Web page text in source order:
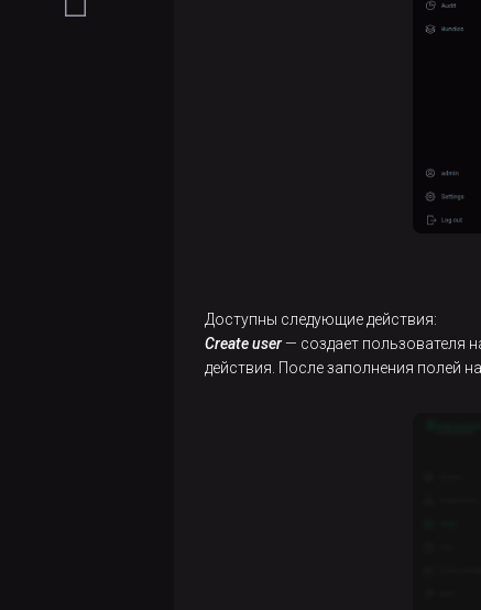
операции
Доступны следующие действия:
Create user— создает пользователя
действия. После заполнения полей